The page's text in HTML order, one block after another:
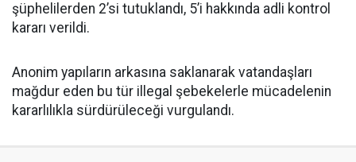
şüphelilerden 2’si tutuklandı, 5’i hakkında adli kontrol
kararı verildi.
Anonim yapıların arkasına saklanarak vatandaşları
mağdur eden bu tür illegal şebekelerle mücadelenin
kararlılıkla sürdürüleceği vurgulandı.